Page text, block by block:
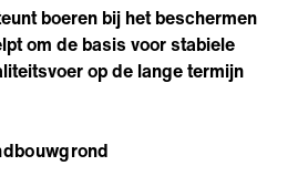
boeren bij het beschermen
om de basis voor stabiele
op de lange termijn